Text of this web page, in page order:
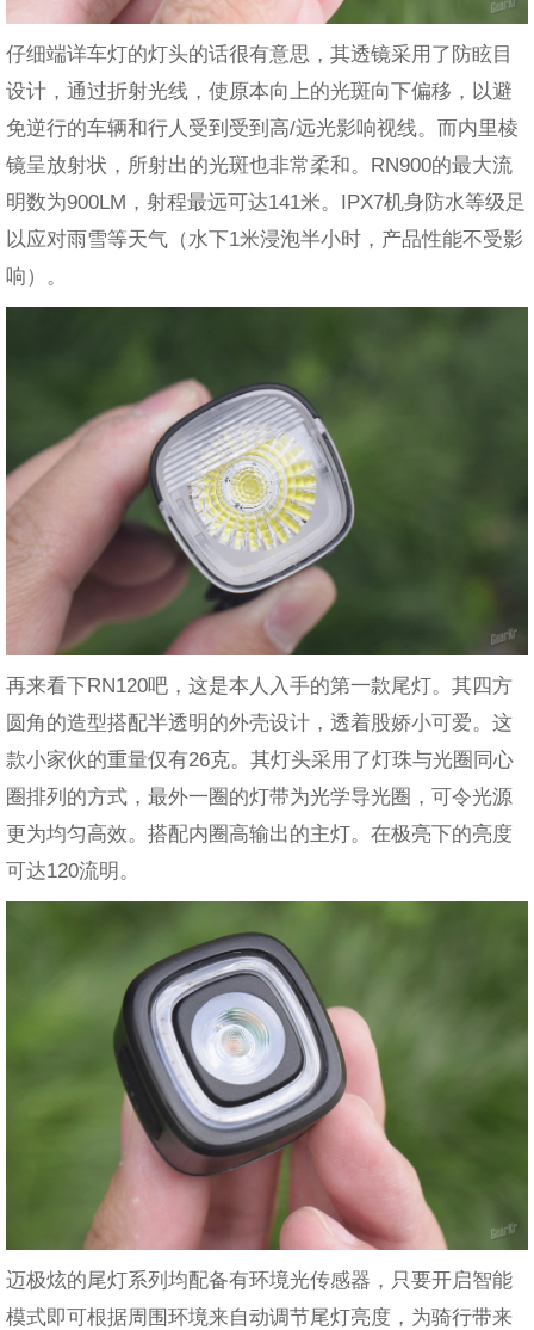
仔细端详车灯的灯头的话很有意思，其透镜采用了防眩目
设计，通过折射光线，使原本向上的光斑向下偏移，以避
免逆行的车辆和行人受到受到高/远光影响视线。而内里棱
镜呈放射状，所射出的光斑也非常柔和。RN900的最大流
明数为900LM，射程最远可达141米。IPX7机身防水等级足
以应对雨雪等天气（水下1米浸泡半小时，产品性能不受影
响）。
再来看下RN120吧，这是本人入手的第一款尾灯。其四方
圆角的造型搭配半透明的外壳设计，透着股娇小可爱。这
款小家伙的重量仅有26克。其灯头采用了灯珠与光圈同心
圈排列的方式，最外一圈的灯带为光学导光圈，可令光源
更为均匀高效。搭配内圈高输出的主灯。在极亮下的亮度
可达120流明。
迈极炫的尾灯系列均配备有环境光传感器，只要开启智能
模式即可根据周围环境来自动调节尾灯亮度，为骑行带来